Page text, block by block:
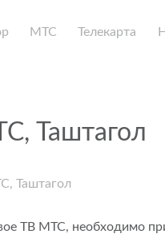
МТС Телекарта
Таштагол
Таштагол
ТВ МТС, необходимо